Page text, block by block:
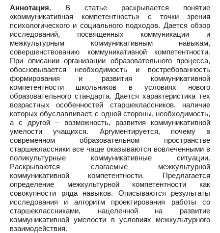
Аннотация. В статье раскрывается понятие
«коммуникативная компетентность» с точки зрения
психологического и социального подходов. Дается обзор
исследований, посвященных коммуникации и
межкультурным коммуникативным навыкам,
совершенствованию коммуникативной компетентности.
При описании организации образовательного процесса,
обосновывается необходимость и востребованность
формирования и развития коммуникативной
компетентности школьников в условиях нового
образовательного стандарта. Дается характеристика тех
возрастных особенностей старшеклассников, наличие
которых обуславливает, с одной стороны, необходимость,
а с другой – возможность, развития коммуникативной
умелости учащихся. Аргументируется, почему в
современном образовательном пространстве
старшеклассники все чаще оказываются вовлеченными в
поликультурные коммуникативные ситуации.
Раскрываются слагаемые межкультурной
коммуникативной компетентности. Предлагается
определение межкультурной компетентности как
совокупности ряда навыков. Описываются результаты
исследования и алгоритм проектирования работы со
старшеклассниками, нацеленной на развитие
коммуникативной умелости в условиях межкультурного
взаимодействия.